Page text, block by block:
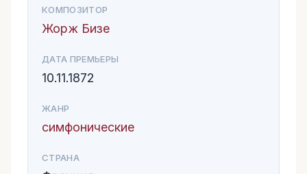
КОМПОЗИТОР
Жорж Бизе
ДАТА ПРЕМЬЕРЫ
10.11.1872
ЖАНР
симфонические
СТРАНА